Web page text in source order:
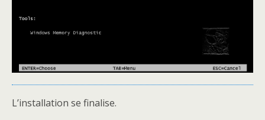
L’installation se finalise.